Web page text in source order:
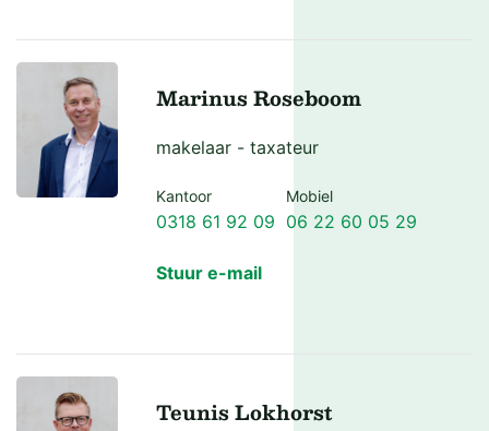
Marinus Roseboom
makelaar - taxateur
Kantoor
0318 61 92 09
Mobiel
06 22 60 05 29
Stuur e-mail
Teunis Lokhorst